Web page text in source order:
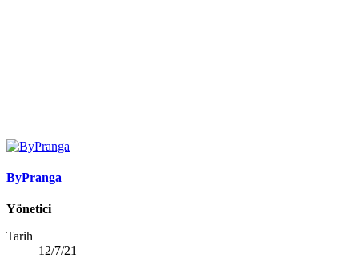
ByPranga
Yönetici
Tarih
12/7/21